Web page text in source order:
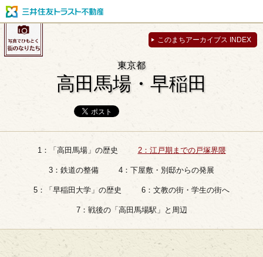
このまちアーカイブス INDEX
東京都
高田馬場・早稲田
1：「高田馬場」の歴史 2：江戸期までの戸塚界隈
3：鉄道の整備 4：下屋敷・別邸からの発展
5：「早稲田大学」の歴史 6：文教の街・学生の街へ
7：戦後の「高田馬場駅」と周辺